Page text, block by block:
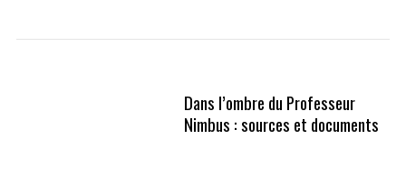
Dans l’ombre du Professeur
Nimbus : sources et documents